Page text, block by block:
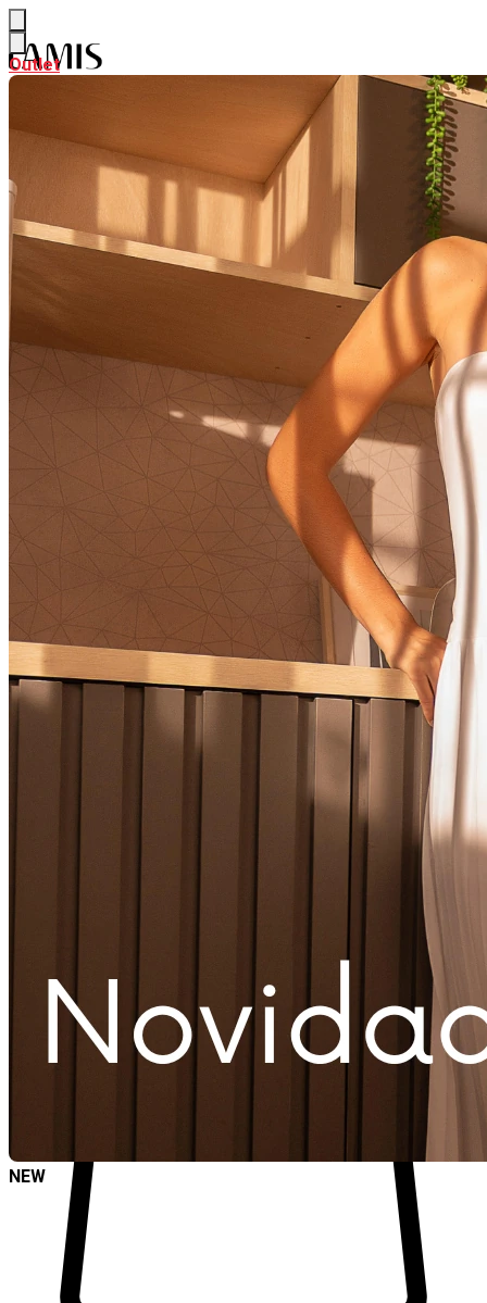
Outlet
NEW
Ver NEW
ALFAIATARIA
CURADORIA DE VERÃO
Ver PARTE DE CIMA
BODY & BLUSAS
CAMISAS & BATAS
CALÇAS & SHORTS
SAIAS
SAIAS CURTAS
SAIAS MIDI
SAIAS LONGAS
LOOK INTEIRO
Ver LOOK INTEIRO
CONJUNTOS
MACACÃO
VESTIDOS
VESTIDOS LONGOS
VESTIDOS MIDI & MÉDIOS
SOBREPOSIÇÃO
Ver SOBREPOSIÇÃO
BLAZER & SPENCER
CARDIGANS & SUÉTER